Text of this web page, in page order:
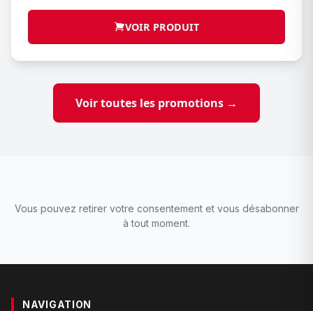
VOIR PRODUIT
Voir toutes les promotions →
Vous pouvez retirer votre consentement et vous désabonner
à tout moment.
NAVIGATION